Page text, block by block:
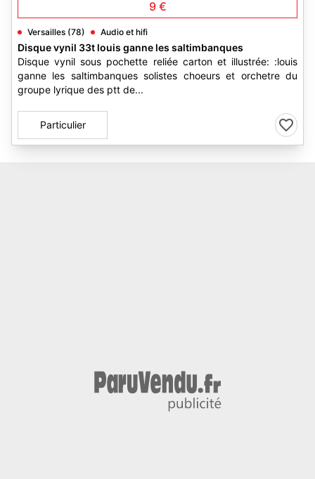
9 €
Versailles (78) Audio et hifi
Disque vynil 33t louis ganne les saltimbanques
Disque vynil sous pochette reliée carton et illustrée: :louis
ganne les saltimbanques solistes choeurs et orchetre du
groupe lyrique des ptt de...
Particulier